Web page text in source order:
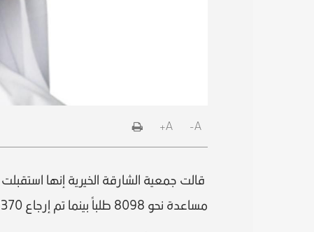
A-
A+
مساعدة نحو 8098 طلباً بينما تم إرجاع 2370 طلباً لإعادة الدراسة.